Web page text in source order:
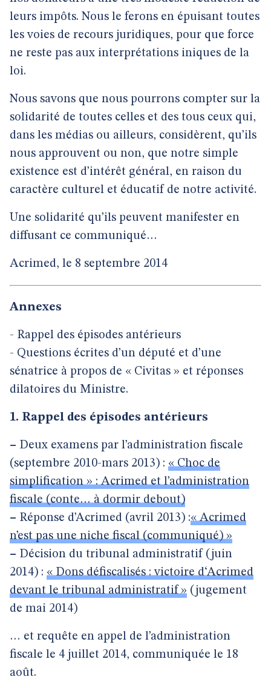
leurs impôts. Nous le ferons en épuisant toutes
les voies de recours juridiques, pour que force
ne reste pas aux interprétations iniques de la
loi.
Nous savons que nous pourrons compter sur la
solidarité de toutes celles et des tous ceux qui,
dans les médias ou ailleurs, considèrent, qu’ils
nous approuvent ou non, que notre simple
existence est d’intérêt général, en raison du
caractère culturel et éducatif de notre activité.
Une solidarité qu’ils peuvent manifester en
diffusant ce communiqué…
Acrimed, le 8 septembre 2014
Annexes
- Rappel des épisodes antérieurs
- Questions écrites d’un député et d’une
sénatrice à propos de « Civitas » et réponses
dilatoires du Ministre.
1. Rappel des épisodes antérieurs
– Deux examens par l’administration fiscale
(septembre 2010-mars 2013) : « Choc de
simplification » : Acrimed et l’administration
fiscale (conte… à dormir debout)
– Réponse d’Acrimed (avril 2013) :« Acrimed
n’est pas une niche fiscal (communiqué) »
– Décision du tribunal administratif (juin
2014) : « Dons défiscalisés : victoire d‘Acrimed
devant le tribunal administratif » (jugement
de mai 2014)
… et requête en appel de l’administration
fiscale le 4 juillet 2014, communiquée le 18
août.